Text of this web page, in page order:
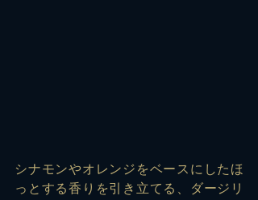
シナモンやオレンジをベースにしたほ
っとする香りを引き立てる、ダージリ